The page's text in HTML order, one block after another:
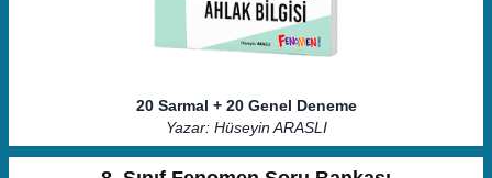
20 Sarmal + 20 Genel Deneme
Yazar: Hüseyin ARASLI